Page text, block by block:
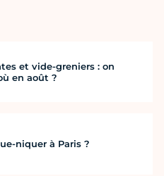
et vide-greniers : on
en août ?
niquer à Paris ?